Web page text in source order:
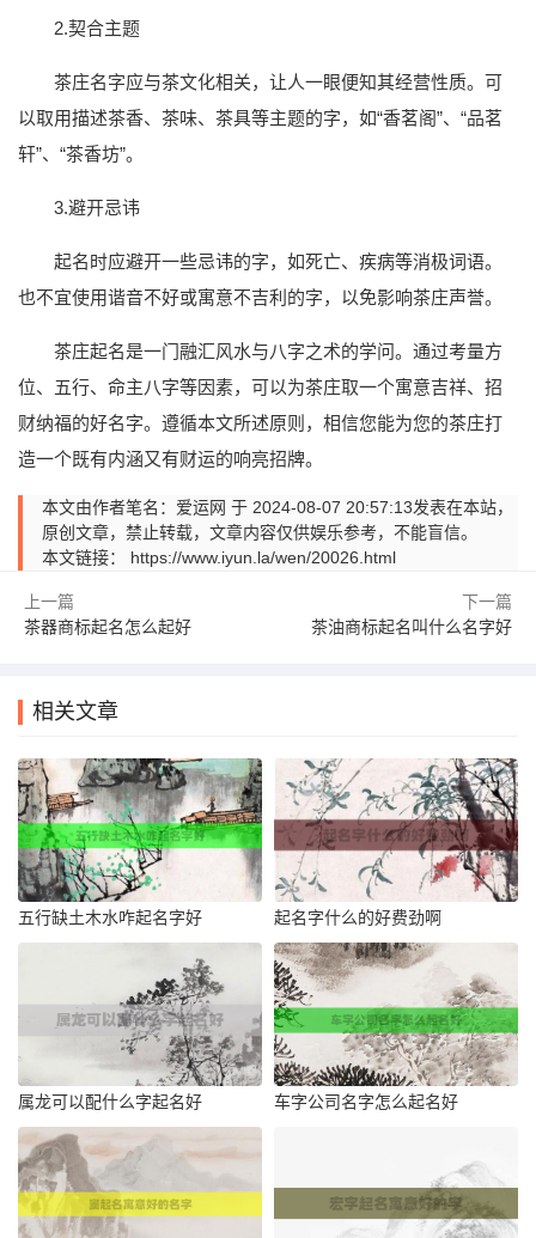
2.契合主题
茶庄名字应与茶文化相关，让人一眼便知其经营性质。可
以取用描述茶香、茶味、茶具等主题的字，如“香茗阁”、“品茗
轩”、“茶香坊”。
3.避开忌讳
起名时应避开一些忌讳的字，如死亡、疾病等消极词语。
也不宜使用谐音不好或寓意不吉利的字，以免影响茶庄声誉。
茶庄起名是一门融汇风水与八字之术的学问。通过考量方
位、五行、命主八字等因素，可以为茶庄取一个寓意吉祥、招
财纳福的好名字。遵循本文所述原则，相信您能为您的茶庄打
造一个既有内涵又有财运的响亮招牌。
本文由作者笔名：爱运网 于 2024-08-07 20:57:13发表在本站，
原创文章，禁止转载，文章内容仅供娱乐参考，不能盲信。
本文链接： https://www.iyun.la/wen/20026.html
上一篇
茶器商标起名怎么起好
下一篇
茶油商标起名叫什么名字好
相关文章
五行缺土木水咋起名字好 起名字什么的好费劲啊
属龙可以配什么字起名好 车字公司名字怎么起名好